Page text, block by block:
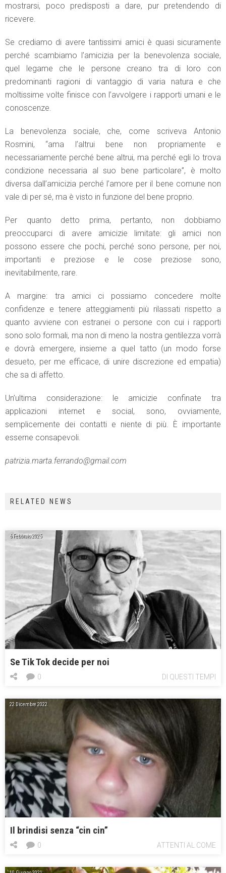
mostrarsi, poco predisposti a dare, pur pretendendo di
ricevere.
Se crediamo di avere tantissimi amici è quasi sicuramente
perché scambiamo l’amicizia per la benevolenza sociale,
quel legame che le persone creano tra di loro con
predominanti ragioni di vantaggio di varia natura e che
moltissime volte finisce con l’avvolgere i rapporti umani e le
conoscenze.
La benevolenza sociale, che, come scriveva Antonio
Rosmini, “ama l’altrui bene non propriamente e
necessariamente perché bene altrui, ma perché egli lo trova
condizione necessaria al suo bene particolare”, è molto
diversa dall’amicizia perché l’amore per il bene comune non
vale di per sé, ma è visto in funzione del bene proprio.
Per quanto detto prima, pertanto, non dobbiamo
preoccuparci di avere amicizie limitate: gli amici non
possono essere che pochi, perché sono persone, per noi,
importanti e preziose e le cose preziose sono,
inevitabilmente, rare.
A margine: tra amici ci possiamo concedere molte
confidenze e tenere atteggiamenti più rilassati rispetto a
quanto avviene con estranei o persone con cui i rapporti
sono solo formali, ma non di meno la nostra gentilezza vorrà
e dovrà emergere, insieme a quel tatto (un modo forse
desueto, per me efficace, di unire discrezione ed empatia)
che sa di affetto.
Un’ultima considerazione: le amicizie confinate tra
applicazioni internet e social, sono, ovviamente,
semplicemente dei contatti e niente di più. È importante
esserne consapevoli.
patrizia.marta.ferrando@gmail.com
RELATED NEWS
6 Febbraio 2025
Se Tik Tok decide per noi
DI QUESTI TEMPI
0
22 Dicembre 2022
Il brindisi senza “cin cin”
ATTENTI AL COME
0